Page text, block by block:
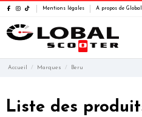
Mentions légales A propos de Global
Accueil Marques Beru
Liste des